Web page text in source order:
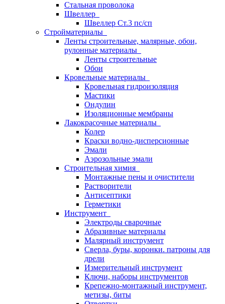
Стальная проволока
Швеллер
Швеллер Ст.3 пс/сп
Стройматериалы
Ленты строительные, малярные, обои,
рулонные материалы
Ленты строительные
Обои
Кровельные материалы
Кровельная гидроизоляция
Мастики
Ондулин
Изоляционные мембраны
Лакокрасочные материалы
Колер
Краски водно-дисперсионные
Эмали
Аэрозольные эмали
Строительная химия
Монтажные пены и очистители
Растворители
Антисептики
Герметики
Инструмент
Электроды сварочные
Абразивные материалы
Малярный инструмент
Сверла, буры, коронки. патроны для
дрели
Измерительный инструмент
Ключи, наборы инструментов
Крепежно-монтажный инструмент,
метизы, биты